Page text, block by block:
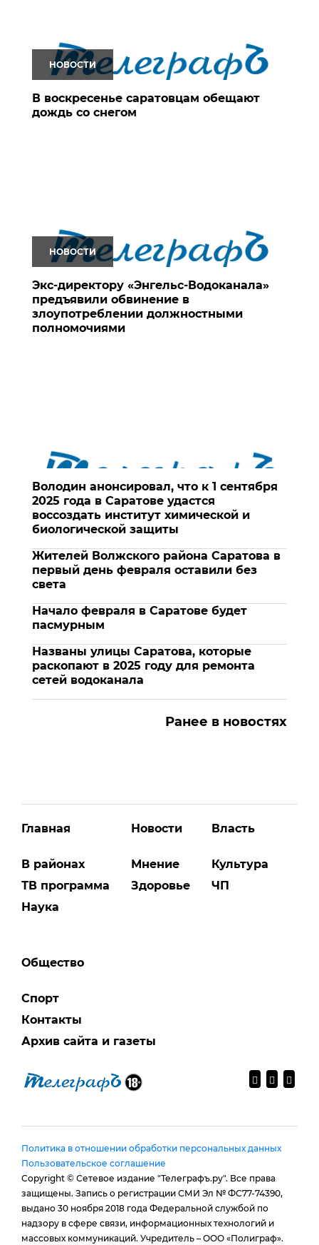
НОВОСТИ
В воскресенье саратовцам обещают
дождь со снегом
НОВОСТИ
Экс-директору «Энгельс-Водоканала»
предъявили обвинение в
злоупотреблении должностными
полномочиями
Володин анонсировал, что к 1 сентября
2025 года в Саратове удастся
воссоздать институт химической и
биологической защиты
Жителей Волжского района Саратова в
первый день февраля оставили без
света
Начало февраля в Саратове будет
пасмурным
Названы улицы Саратова, которые
раскопают в 2025 году для ремонта
сетей водоканала
Ранее в новостях
Главная
В районах
ТВ программа
Наука
Новости
Мнение
Здоровье
Власть
Культура
ЧП
Общество
Спорт
Контакты
Архив сайта и газеты
Политика в отношении обработки персональных данных
Пользовательское соглашение
Copyright © Сетевое издание "Телеграфъ.ру". Все права
защищены. Запись о регистрации СМИ Эл № ФС77-74390,
выдано 30 ноября 2018 года Федеральной службой по
надзору в сфере связи, информационных технологий и
массовых коммуникаций. Учредитель – ООО «Полиграф».